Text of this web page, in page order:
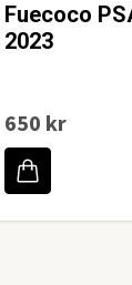
Fuecoco
2023
650 kr